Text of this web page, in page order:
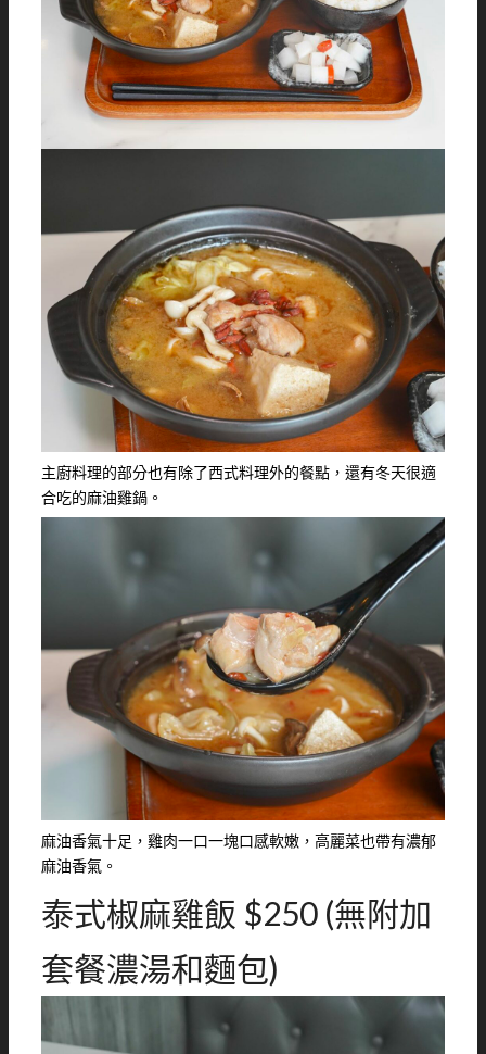
主廚料理的部分也有除了西式料理外的餐點，還有冬天很適
合吃的麻油雞鍋。
麻油香氣十足，雞肉一口一塊口感軟嫩，高麗菜也帶有濃郁
麻油香氣。
泰式椒麻雞飯 $250 (無附加
套餐濃湯和麵包)